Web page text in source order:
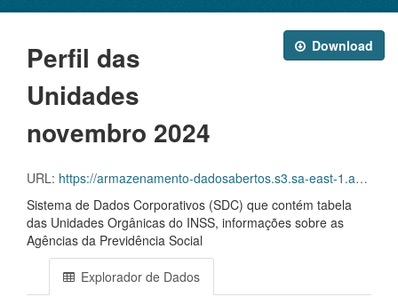
Download
Perfil das
Unidades
novembro 2024
URL: https://armazenamento-dadosabertos.s3.sa-east-1.amazonaws.com/PDA_2023_2025/Grupos_de_dados/Perfil+das+Unidades/agencias_da_previdencia_social_202411.xlsx
Sistema de Dados Corporativos (SDC) que contém tabela
das Unidades Orgânicas do INSS, informações sobre as
Agências da Previdência Social
Explorador de Dados